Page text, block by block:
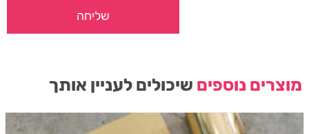
מוצרים נוספים שיכולים לעניין אותך